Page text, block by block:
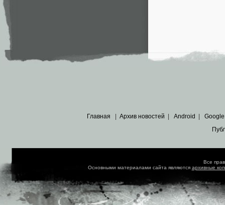
Главная Архив новостей Android Google
Все
Основными материалами сайта являются архивные